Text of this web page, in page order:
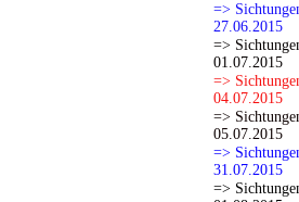
=>
27.06.2015
=>
01.07.2015
=>
04.07.2015
=>
05.07.2015
=>
31.07.2015
=>